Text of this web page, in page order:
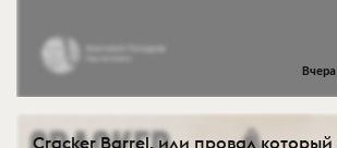
Cracker Barrel, или провал который